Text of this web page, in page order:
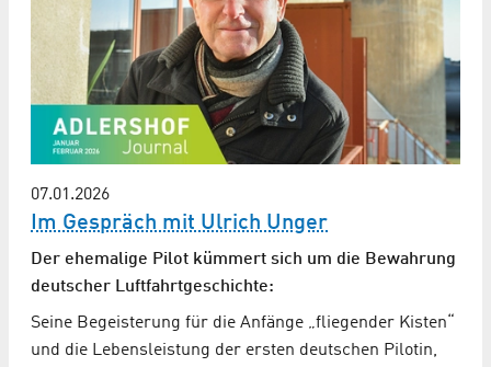
07.01.2026
Im Gespräch mit Ulrich Unger
Der ehemalige Pilot kümmert sich um die Bewahrung
deutscher Luftfahrtgeschichte:
Seine Begeisterung für die Anfänge „fliegender Kisten“
und die Lebensleistung der ersten deutschen Pilotin,